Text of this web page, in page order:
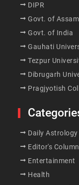
DIPR
Govt. of Assam
Govt. of India
Gauhati
Tezpur
Dibrugarh
Pragjyotish
Daily Astrology
Editor's Column
Entertainment
Health